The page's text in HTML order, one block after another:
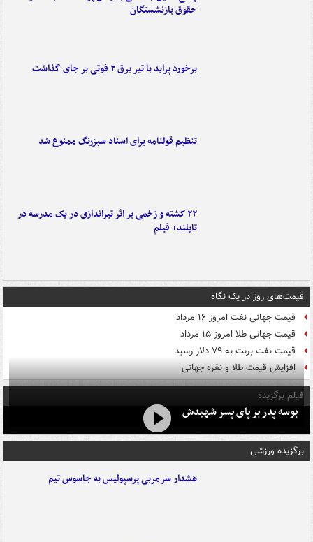
حقوق بازنشستگان
برخورد پراید با تیر برق ۲ فوتی بر جای گذاشت
تنظیم قولنامه برای اسناد سبزرنگ ممنوع شد
۲۲ کشته و زخمی بر اثر تیراندازی در یک مدرسه در
تایلند+ فیلم
قیمت‌های روز در یک نگاه
قیمت جهانی نفت امروز ۱۶ مرداد
قیمت جهانی طلا امروز ۱۵ مرداد
قیمت نفت برنت به ۷۹ دلار رسید
افزایش قیمت طلا و نقره جهانی
فیلم برگزیده
بوسه‌ پدر بر پای پسر شهیدش
برگزیده ورزشی
هشدار سرمربی پرسپولیس به جاسوس تیم